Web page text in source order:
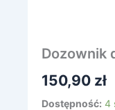
Dozownik
150,90 zł
Dostępność: 4